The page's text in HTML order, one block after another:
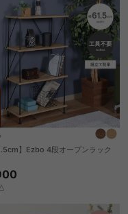
】Ezbo 4段オープンラック